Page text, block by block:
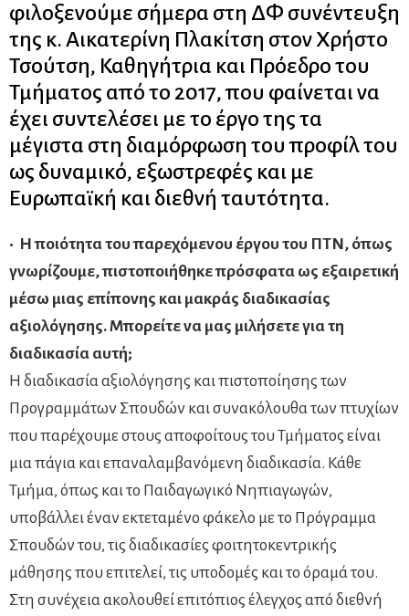
φιλοξενούμε σήμερα στη ΔΦ συνέντευξη
της κ. Αικατερίνη Πλακίτση στον Χρήστο
Τσούτση, Καθηγήτρια και Πρόεδρο του
Τμήματος από το 2017, που φαίνεται να
έχει συντελέσει με το έργο της τα
μέγιστα στη διαμόρφωση του προφίλ του
ως δυναμικό, εξωστρεφές και με
Ευρωπαϊκή και διεθνή ταυτότητα.
• Η ποιότητα του παρεχόμενου έργου του ΠΤΝ, όπως
γνωρίζουμε, πιστοποιήθηκε πρόσφατα ως εξαιρετική
μέσω μιας επίπονης και μακράς διαδικασίας
αξιολόγησης. Μπορείτε να μας μιλήσετε για τη
διαδικασία αυτή;
Η διαδικασία αξιολόγησης και πιστοποίησης των
Προγραμμάτων Σπουδών και συνακόλουθα των πτυχίων
που παρέχουμε στους αποφοίτους του Τμήματος είναι
μια πάγια και επαναλαμβανόμενη διαδικασία. Κάθε
Τμήμα, όπως και το Παιδαγωγικό Νηπιαγωγών,
υποβάλλει έναν εκτεταμένο φάκελο με το Πρόγραμμα
Σπουδών του, τις διαδικασίες φοιτητοκεντρικής
μάθησης που επιτελεί, τις υποδομές και το όραμά του.
Στη συνέχεια ακολουθεί επιτόπιος έλεγχος από διεθνή